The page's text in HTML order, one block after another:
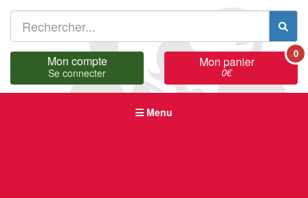
Mon compte
Se connecter
Mon panier
0€
0
Menu